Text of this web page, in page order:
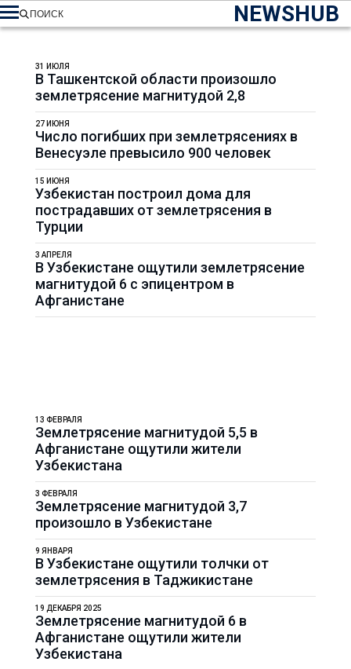
NEWSHUB
ПОИСК
В Ташкентской области произошло
землетрясение магнитудой 2,8
31 ИЮЛЯ
Число погибших при землетрясениях в
Венесуэле превысило 900 человек
27 ИЮНЯ
Узбекистан построил дома для
пострадавших от землетрясения в
Турции
15 ИЮНЯ
В Узбекистане ощутили землетрясение
магнитудой 6 с эпицентром в
Афганистане
3 АПРЕЛЯ
Землетрясение магнитудой 5,5 в
Афганистане ощутили жители
Узбекистана
13 ФЕВРАЛЯ
Землетрясение магнитудой 3,7
произошло в Узбекистане
3 ФЕВРАЛЯ
В Узбекистане ощутили толчки от
землетрясения в Таджикистане
9 ЯНВАРЯ
Землетрясение магнитудой 6 в
Афганистане ощутили жители
Узбекистана
19 ДЕКАБРЯ 2025